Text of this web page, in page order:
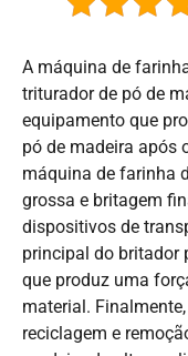
A máquina de
triturador de pó de
equipamento que
pó de madeira após
máquina de farinha
grossa e britagem
dispositivos de
principal do britador
que produz uma
material.
reciclagem e